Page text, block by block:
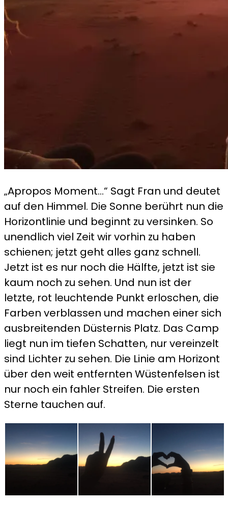
„Apropos Moment…“ Sagt Fran und deutet
auf den Himmel. Die Sonne berührt nun die
Horizontlinie und beginnt zu versinken. So
unendlich viel Zeit wir vorhin zu haben
schienen; jetzt geht alles ganz schnell.
Jetzt ist es nur noch die Hälfte, jetzt ist sie
kaum noch zu sehen. Und nun ist der
letzte, rot leuchtende Punkt erloschen, die
Farben verblassen und machen einer sich
ausbreitenden Düsternis Platz. Das Camp
liegt nun im tiefen Schatten, nur vereinzelt
sind Lichter zu sehen. Die Linie am Horizont
über den weit entfernten Wüstenfelsen ist
nur noch ein fahler Streifen. Die ersten
Sterne tauchen auf.